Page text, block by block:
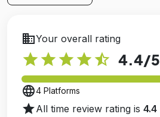
businessYour overall rating
star star star star star_half 4.4/5
language4 Platforms
starAll time review rating is 4.4